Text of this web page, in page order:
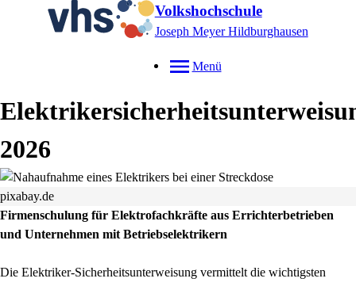
Volkshochschule
Joseph Meyer Hildburghausen
Menü
2026
pixabay.de
Firmenschulung für Elektrofachkräfte aus Errichterbetrieben
und Unternehmen mit Betriebselektrikern
Die Elektriker-Sicherheitsunterweisung vermittelt die wichtigsten